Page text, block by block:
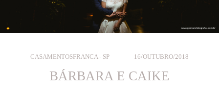
CASAMENTOSFRANCA - SP 16/OUTUBRO/2018
BÁRBARA E CAIKE